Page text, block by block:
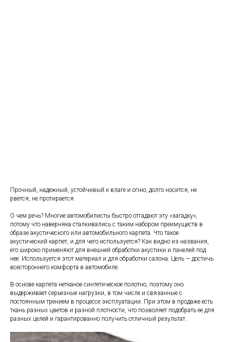
Прочный, надежный, устойчивый к влаге и огню, долго носится, не
рвется, не протирается.
О чем речь? Многие автомобилисты быстро отгадают эту «загадку»,
потому что наверняка сталкивались с таким набором преимуществ в
образе акустического или автомобильного карпета. Что такое
акустический карпет, и для чего используется? Как видно из названия,
его широко применяют для внешней обработки акустики и панелей под
нее. Используется этот материал и для обработки салона. Цель — достичь
всестороннего комфорта в автомобиле.
В основе карпета нетканое синтетическое полотно, поэтому оно
выдерживает серьезные нагрузки, в том числе и связанные с
постоянным трением в процессе эксплуатации. При этом в продаже есть
ткань разных цветов и разной плотности, что позволяет подобрать ее для
разных целей и гарантированно получить отличный результат.